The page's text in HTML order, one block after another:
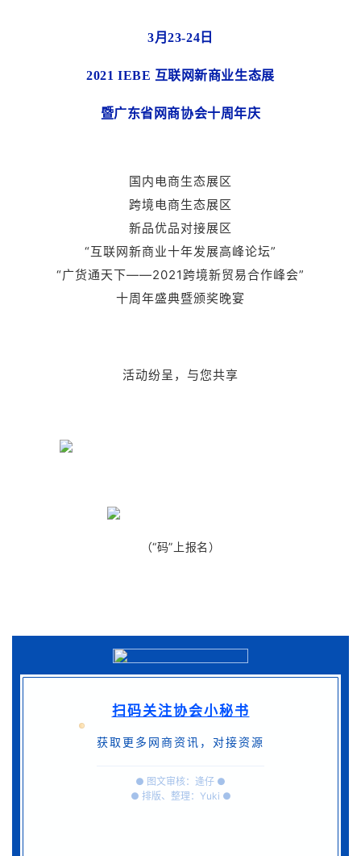
3月23-24日
2021 IEBE 互联网新商业生态展
暨广东省网商协会十周年庆
国内电商生态展区
跨境电商生态展区
新品优品对接展区
“互联网新商业十年发展高峰论坛”
“广货通天下——2021跨境新贸易合作峰会”
十周年盛典暨颁奖晚宴
活动纷呈，与您共享
（“码”上报名）
扫码关注协会小秘书
获取更多网商资讯，对接资源
● 图文审核：逄仔 ●
● 排版、整理：Yuki ●